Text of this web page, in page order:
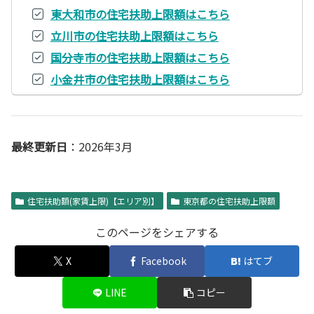
東大和市の住宅扶助上限額はこちら
立川市の住宅扶助上限額はこちら
国分寺市の住宅扶助上限額はこちら
小金井市の住宅扶助上限額はこちら
最終更新日 ：2026年3月
住宅扶助額(家賃上限)【エリア別】 東京都の住宅扶助上限額
このページをシェアする
X Facebook はてブ
LINE コピー